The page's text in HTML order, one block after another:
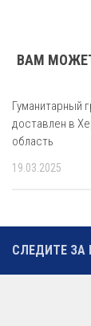
ВАМ
Гуманитарный
доставлен в
область
19.03.2025
СЛЕДИТЕ ЗА